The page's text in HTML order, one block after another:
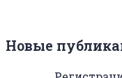
Новые